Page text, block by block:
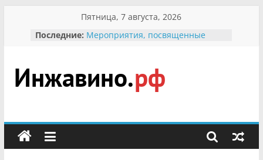
содержимому
Пятница, 7 августа, 2026
Последние: Мероприятия, посвященные
гражданин Инжавинского округа»
участнице Великой
Отечественной, фронтовичке
Безопасность в сети Интернет
мероприятии «Сохраним
Инжавино.рф
сельский
портал